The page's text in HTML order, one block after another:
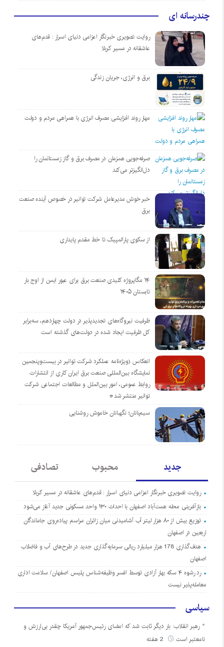
چندرسانه ای
روایت تصویری خبرنگار اعزامی دنیای اسرار : قدم‌های
عاشقانه در مسیر کربلا
برق و انرژی، جریان زندگی
مهار روند افزایشی مصرف انرژی با همراهی مردم و دولت
صرفه‌جویی همزمان در مصرف برق و گاز زمستانمان را
دل‌انگیزتر می‌کند
خبر خوش مدیرعامل شرکت توانیر در خصوص آینده صنعت
برق
از سکوی پارالمپیک تا خط مقدم پایداری
۱۴ مگاپروژه‌ کلیدی صنعت برق برای عبور ایمن از اوج بار
تابستان ۱۴۰۵
ظرفیت نیروگاه‌های تجدیدپذیر در دولت چهاردهم، سه‌برابر
کل ظرفیت ایجاد شده در دولت‌های گذشته است
انعکاس (ویژه‌نامه عملکرد شرکت توانیر در بیست‌وپنجمین
نمایشگاه بین‌المللی صنعت برق ایران کاری از انتشارات
روابط عمومی، امور بین‌الملل و مطالعات اجتماعی شرکت
توانیر منتشر شد*
سیم‌بانان؛ نگهبانان خاموش روشنایی
جدید محبوب تصادفی
روایت تصویری خبرنگار اعزامی دنیای اسرار : قدم‌های عاشقانه در مسیر کربلا
بازآفرینی محله همت‌آباد اصفهان با احداث ۱۳۰ واحد مسکونی جدید آغاز می‌شود
توزیع بیش از ۸۰ هزار لیتر آب آشامیدنی میان زائران مراسم پیاده‌روی جاماندگان
اربعین در اصفهان
هدف‌گذاری 178 هزار میلیارد ریالی سرمایه‌گذاری جدید در طرح‌های آب و فاضلاب
اصفهان
رد رشوه ۴ سکه بهار آزادی توسط افسر وظیفه‌شناس پلیس اصفهان/ سلامت اداری
معامله‌پذیر نیست
سیاسی
رهبر انقلاب: بار دیگر ثابت شد که امضای رئیس‌جمهور آمریکا چقدر بی‌ارزش و
نامعتبر است